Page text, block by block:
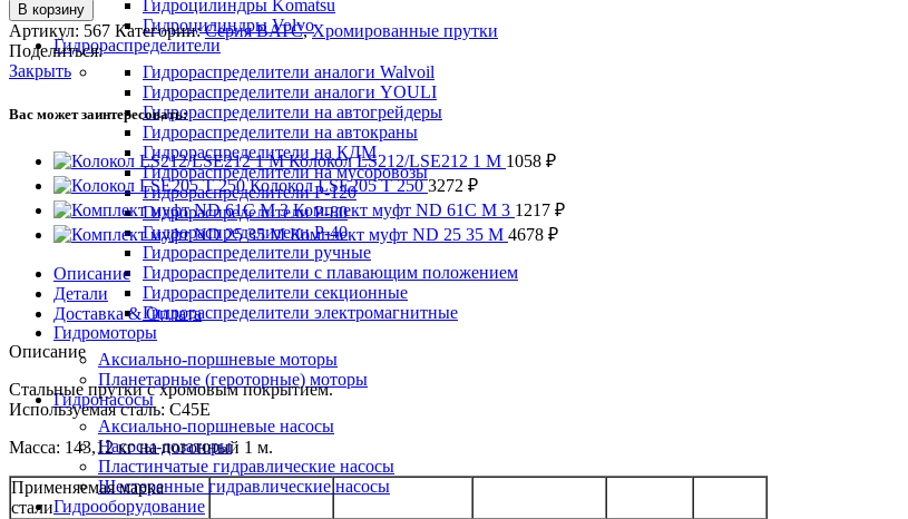
Гидроцилиндры Komatsu
Гидроцилиндры Volvo
Гидрораспределители
Гидрораспределители аналоги Walvoil
Гидрораспределители аналоги YOULI
Гидрораспределители на автогрейдеры
Гидрораспределители на автокраны
Гидрораспределители на КДМ
Гидрораспределители на мусоровозы
Гидрораспределители Р-120
Гидрораспределители Р-80
Гидрораспределители Р-40
Гидрораспределители ручные
Гидрораспределители с плавающим положением
Гидрораспределители секционные
Гидрораспределители электромагнитные
Гидромоторы
Аксиально-поршневые моторы
Планетарные (героторные) моторы
Гидронасосы
Аксиально-поршневые насосы
Насосы-дозаторы
Пластинчатые гидравлические насосы
Шестеренные гидравлические насосы
Гидрооборудование
В корзину
Артикул: 567 Категории: Серия BATC, Хромированные прутки
Поделиться:
Закрыть
Вас может заинтересовать:
Колокол LS212/LSE212 1 M 1058 ₽
Колокол LSE205 T 2503272 ₽
Комплект муфт ND 61C M 3 1217 ₽
Комплект муфт ND 25 35 M 4678 ₽
Описание
Детали
Доставка & Оплата
Описание
Стальные прутки с хромовым покрытием.
Используемая сталь: C45E
Масса: 143,12 кг на погонный 1 м.
Применяемая марка
стали